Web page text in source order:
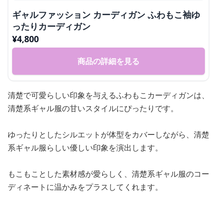
ギャルファッション カーディガン ふわもこ袖ゆ
ったりカーディガン
¥4,800
商品の詳細を見る
清楚で可愛らしい印象を与えるふわもこカーディガンは、
清楚系ギャル服の甘いスタイルにぴったりです。
ゆったりとしたシルエットが体型をカバーしながら、清楚
系ギャル服らしい優しい印象を演出します。
もこもことした素材感が愛らしく、清楚系ギャル服のコー
ディネートに温かみをプラスしてくれます。